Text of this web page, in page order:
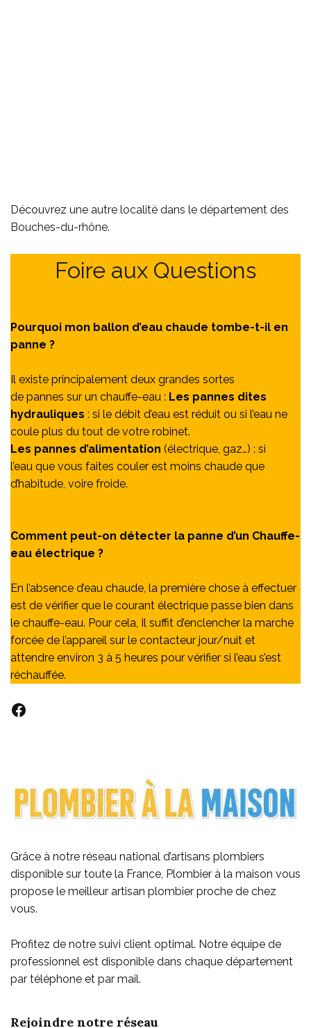
Découvrez une autre localité dans le département des
Bouches-du-rhône.
Foire aux Questions
Pourquoi mon ballon d’eau chaude tombe-t-il en
panne ?
Il existe principalement deux grandes sortes
de pannes sur un chauffe-eau : Les pannes dites
hydrauliques : si le débit d’eau est réduit ou si l’eau ne
coule plus du tout de votre robinet.
Les pannes d’alimentation (électrique, gaz…) : si
l’eau que vous faites couler est moins chaude que
d’habitude, voire froide.
Comment peut-on détecter la panne d’un Chauffe-
eau électrique ?
En l’absence d’eau chaude, la première chose à effectuer
est de vérifier que le courant électrique passe bien dans
le chauffe-eau. Pour cela, Il suffit d’enclencher la marche
forcée de l’appareil sur le contacteur jour/nuit et
attendre environ 3 à 5 heures pour vérifier si l’eau s’est
réchauffée.
Facebook
Grâce à notre réseau national d’artisans plombiers
disponible sur toute la France, Plombier à la maison vous
propose le meilleur artisan plombier proche de chez
vous.
Profitez de notre suivi client optimal. Notre équipe de
professionnel est disponible dans chaque département
par téléphone et par mail.
Rejoindre notre réseau